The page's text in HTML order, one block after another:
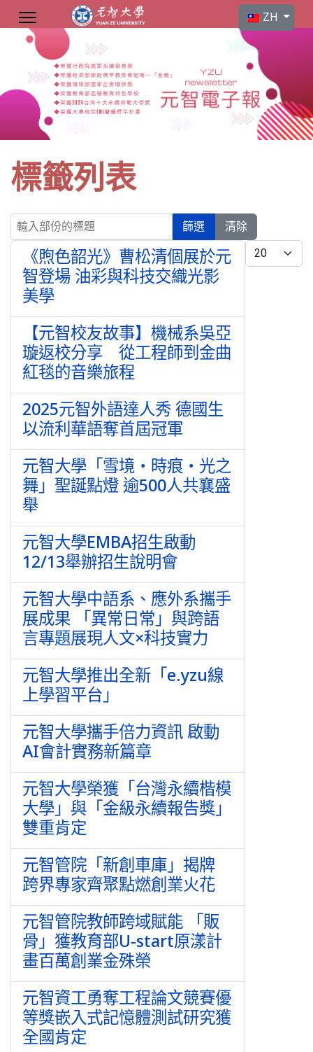
選擇你的語言
ZH
標籤列表
輸入部份的標題
篩選 清除
每頁顯示條數
《煦色韶光》曹松清個展於元
智登場 油彩與科技交織光影
美學
【元智校友故事】機械系吳亞
璇返校分享 從工程師到金曲
紅毯的音樂旅程
2025元智外語達人秀 德國生
以流利華語奪首屆冠軍
元智大學「雪境・時痕・光之
舞」聖誕點燈 逾500人共襄盛
舉
元智大學EMBA招生啟動
12/13舉辦招生說明會
元智大學中語系、應外系攜手
展成果 「異常日常」與跨語
言專題展現人文×科技實力
元智大學推出全新「e.yzu線
上學習平台」
元智大學攜手倍力資訊 啟動
AI會計實務新篇章
元智大學榮獲「台灣永續楷模
大學」與「金級永續報告獎」
雙重肯定
元智管院「新創車庫」揭牌
跨界專家齊聚點燃創業火花
元智管院教師跨域賦能 「販
骨」獲教育部U-start原漾計
畫百萬創業金殊榮
元智資工勇奪工程論文競賽優
等獎嵌入式記憶體測試研究獲
全國肯定